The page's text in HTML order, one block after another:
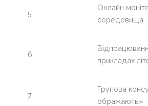
5
Онлайн
середовища
6
прикладах
7
Групова
ображають»